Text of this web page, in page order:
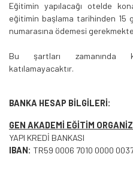
Eğitimin yapılacağı otelde
eğitimin başlama tarihinden 15
numarasına ödemesi
Bu şartları zamanında
katılamayacaktır.
BANKA HESAP BİLGİLERİ:
GEN AKADEMİ EĞİTİM
YAPI KREDİ BANKASI
IBAN: TR59 0006 7010 0000 0037